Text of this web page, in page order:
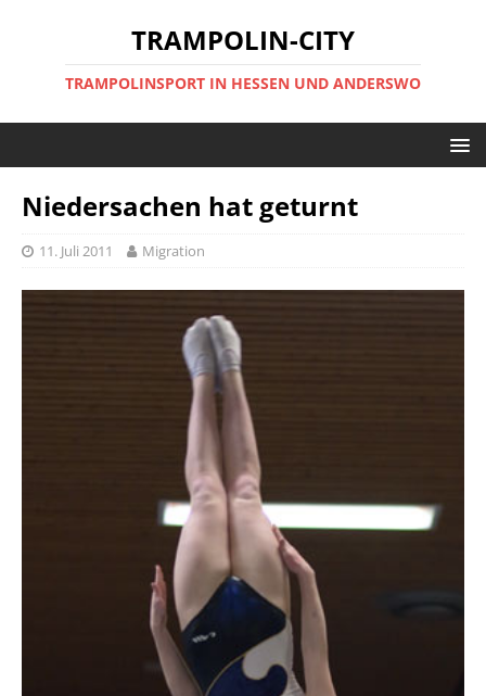
TRAMPOLIN-CITY
TRAMPOLINSPORT IN HESSEN UND ANDERSWO
Niedersachen hat geturnt
11. Juli 2011 Migration